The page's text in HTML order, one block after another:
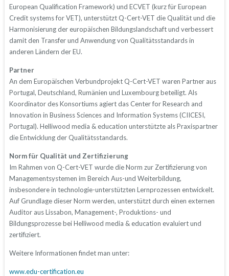
European Qualification Framework) und ECVET (kurz für European
Credit systems for VET), unterstützt Q-Cert-VET die Qualität und die
Harmonisierung der europäischen Bildungslandschaft und verbessert
damit den Transfer und Anwendung von Qualitätsstandards in
anderen Ländern der EU.
Partner
An dem Europäischen Verbundprojekt Q-Cert-VET waren Partner aus
Portugal, Deutschland, Rumänien und Luxembourg beteiligt. Als
Koordinator des Konsortiums agiert das Center for Research and
Innovation in Business Sciences and Information Systems (CIICESI,
Portugal). Helliwood media & education unterstützte als Praxispartner
die Entwicklung der Qualitätsstandards.
Norm für Qualität und Zertifizierung
Im Rahmen von Q-Cert-VET wurde die Norm zur Zertifizierung von
Managementsystemen im Bereich Aus-und Weiterbildung,
insbesondere in technologie-unterstützten Lernprozessen entwickelt.
Auf Grundlage dieser Norm werden, unterstützt durch einen externen
Auditor aus Lissabon, Management-, Produktions- und
Bildungsprozesse bei Helliwood media & education evaluiert und
zertifiziert.
Weitere Informationen findet man unter:
www.edu-certification.eu